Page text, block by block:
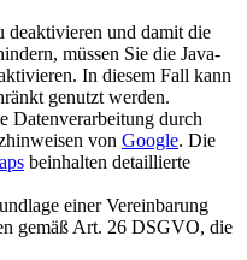
deaktivieren und damit die
müssen Sie die Java-
In diesem Fall kann
genutzt werden.
Datenverarbeitung durch
von Google. Die
beinhalten detaillierte
einer Vereinbarung
gemäß Art. 26 DSGVO, die